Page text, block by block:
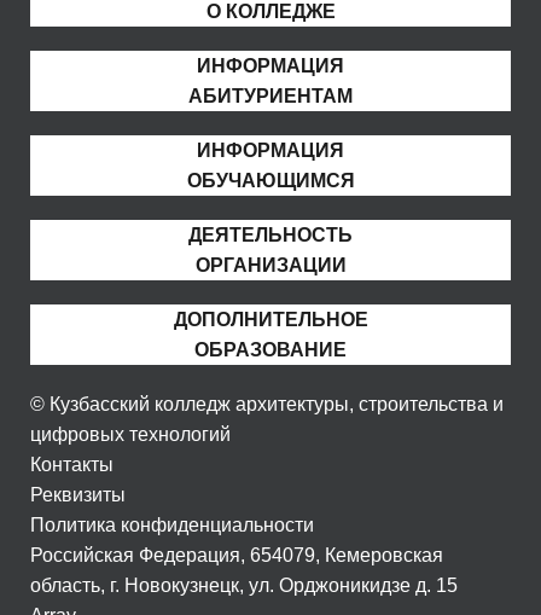
О КОЛЛЕДЖЕ
ИНФОРМАЦИЯ
АБИТУРИЕНТАМ
ИНФОРМАЦИЯ
ОБУЧАЮЩИМСЯ
ДЕЯТЕЛЬНОСТЬ
ОРГАНИЗАЦИИ
ДОПОЛНИТЕЛЬНОЕ
ОБРАЗОВАНИЕ
© Кузбасский колледж архитектуры, строительства и
цифровых технологий
Контакты
Реквизиты
Политика конфиденциальности
Российская Федерация, 654079, Кемеровская
область, г. Новокузнецк, ул. Орджоникидзе д. 15